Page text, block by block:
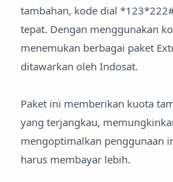
tambahan, kode dial
tepat. Dengan menggunakan
menemukan berbagai paket
ditawarkan oleh Indosat.
Paket ini memberikan kuota
yang terjangkau,
mengoptimalkan penggunaan
harus membayar lebih.